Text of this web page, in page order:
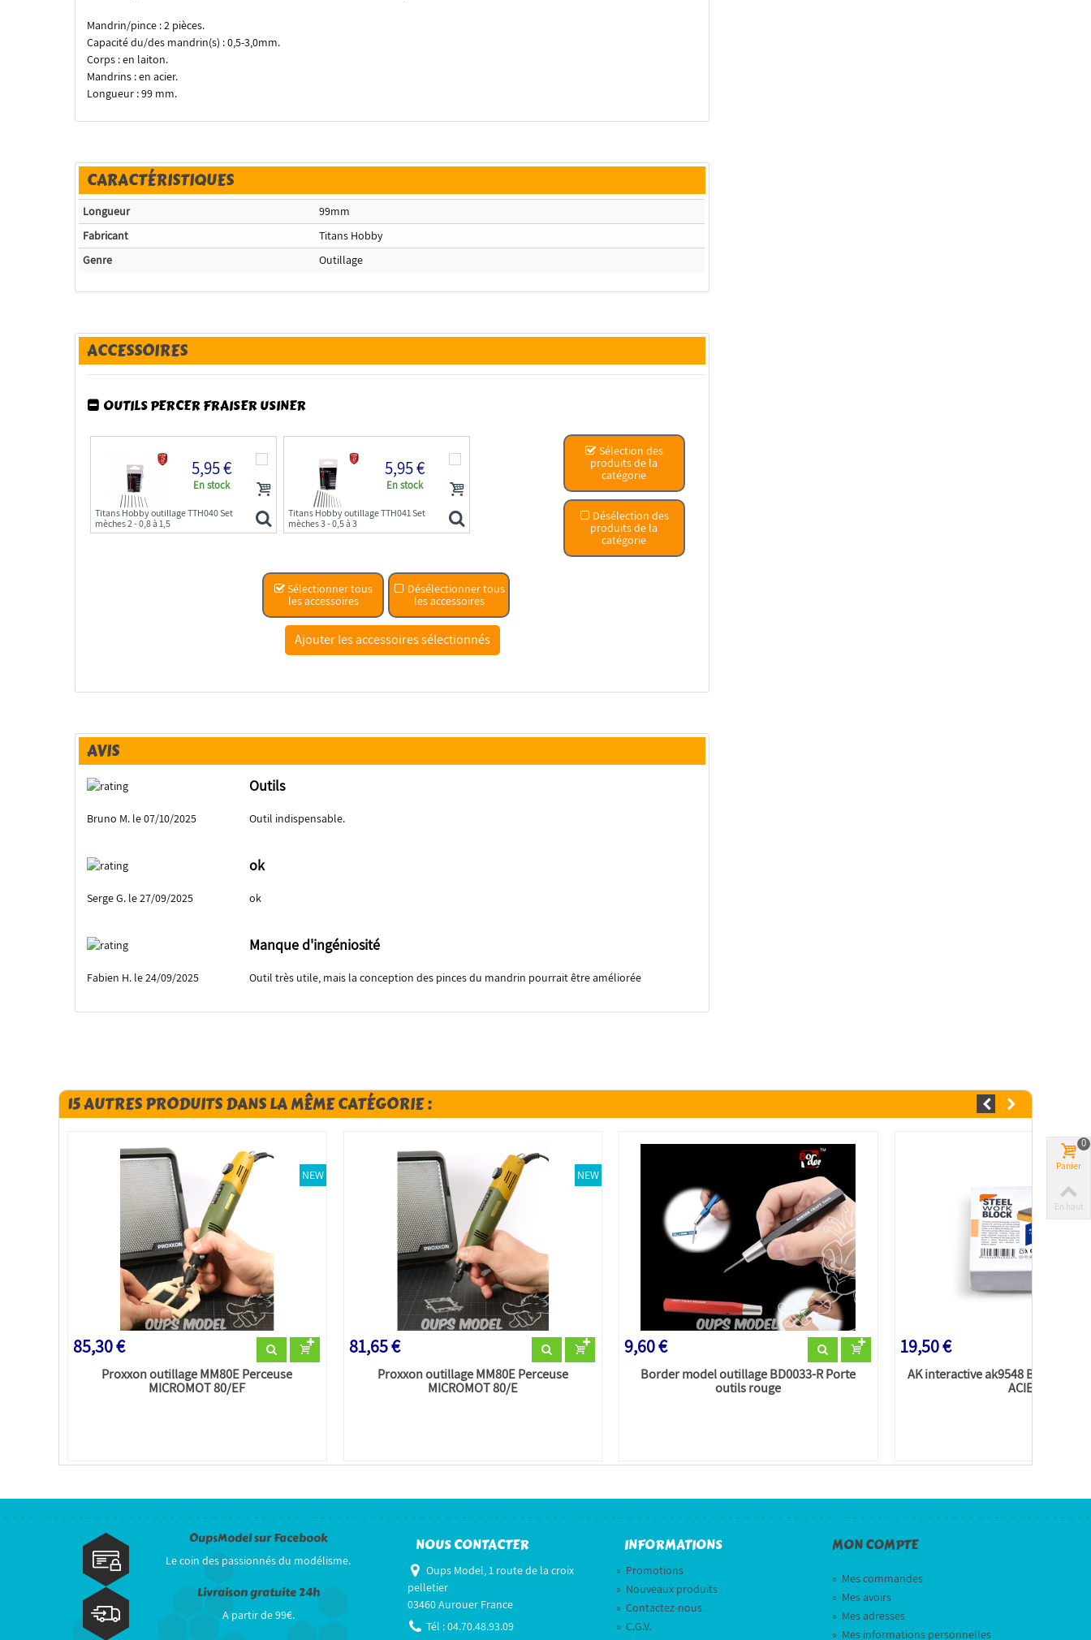
Mandrin/pince : 2 pièces.
Capacité du/des mandrin(s) : 0,5-3,0mm.
Corps : en laiton.
Mandrins : en acier.
Longueur : 99 mm.
CARACTÉRISTIQUES
Longueur
99mm
Fabricant
Titans Hobby
Genre
Outillage
ACCESSOIRES
OUTILS PERCER FRAISER USINER
Sélection des
produits de la
catégorie
Désélection des
produits de la
catégorie
5,95 €
En stock
Titans Hobby outillage TTH040 Set
mèches 2 - 0,8 à 1,5
5,95 €
En stock
Titans Hobby outillage TTH041 Set
mèches 3 - 0,5 à 3
Sélectionner tous
les accessoires
Désélectionner tous
les accessoires
AVIS
Outils
Bruno M. le 07/10/2025 Outil indispensable.
ok
Serge G. le 27/09/2025 ok
Manque d'ingéniosité
Fabien H. le 24/09/2025 Outil très utile, mais la conception des pinces du mandrin pourrait être améliorée
15 AUTRES PRODUITS DANS LA MÊME CATÉGORIE :
NEW
85,30 €
Proxxon outillage MM80E Perceuse
MICROMOT 80/EF
NEW
81,65 €
Proxxon outillage MM80E Perceuse
MICROMOT 80/E
9,60 €
Border model outillage BD0033-R Porte
outils rouge
19,50 €
AK interactive ak9548 BLOC DE
ACIER
OupsModel sur Facebook
Le coin des passionnés du modélisme.
Livraison gratuite 24h
A partir de 99€.
NOUS CONTACTER
Oups Model, 1 route de la croix
pelletier
03460 Aurouer France
Tél :04.70.48.93.09
INFORMATIONS
» Promotions
» Nouveaux produits
» Contactez-nous
» C.G.V.
MON COMPTE
» Mes commandes
» Mes avoirs
» Mes adresses
» Mes informations personnelles
Panier
0
En haut